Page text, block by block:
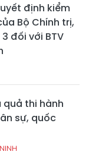
định kiểm
Bộ Chính trị,
đối với BTV
quả thi hành
sự, quốc